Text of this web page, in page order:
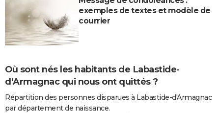
exemples de textes et modèle de
courrier
Où sont nés les habitants de Labastide-
d'Armagnac qui nous ont quittés ?
Répartition des personnes disparues à Labastide-d'Armagnac
par département de naissance.